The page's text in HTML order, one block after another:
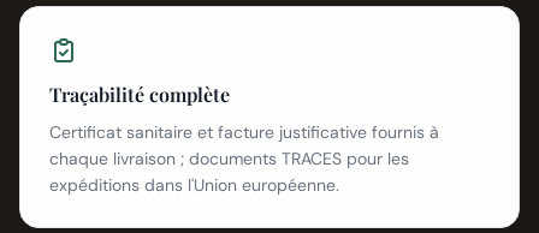
Traçabilité complète
Certificat sanitaire et facture justificative fournis à
chaque livraison ; documents TRACES pour les
expéditions dans l'Union européenne.